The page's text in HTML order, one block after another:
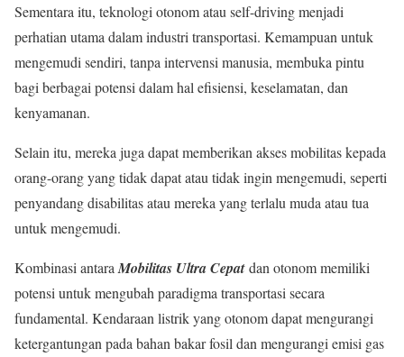
Sementara itu, teknologi otonom atau self-driving menjadi
perhatian utama dalam industri transportasi. Kemampuan untuk
mengemudi sendiri, tanpa intervensi manusia, membuka pintu
bagi berbagai potensi dalam hal efisiensi, keselamatan, dan
kenyamanan.
Selain itu, mereka juga dapat memberikan akses mobilitas kepada
orang-orang yang tidak dapat atau tidak ingin mengemudi, seperti
penyandang disabilitas atau mereka yang terlalu muda atau tua
untuk mengemudi.
Kombinasi antara Mobilitas Ultra Cepatdan otonom memiliki
potensi untuk mengubah paradigma transportasi secara
fundamental. Kendaraan listrik yang otonom dapat mengurangi
ketergantungan pada bahan bakar fosil dan mengurangi emisi gas